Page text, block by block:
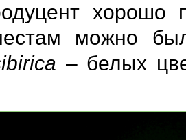
хорошо
можно
– белых